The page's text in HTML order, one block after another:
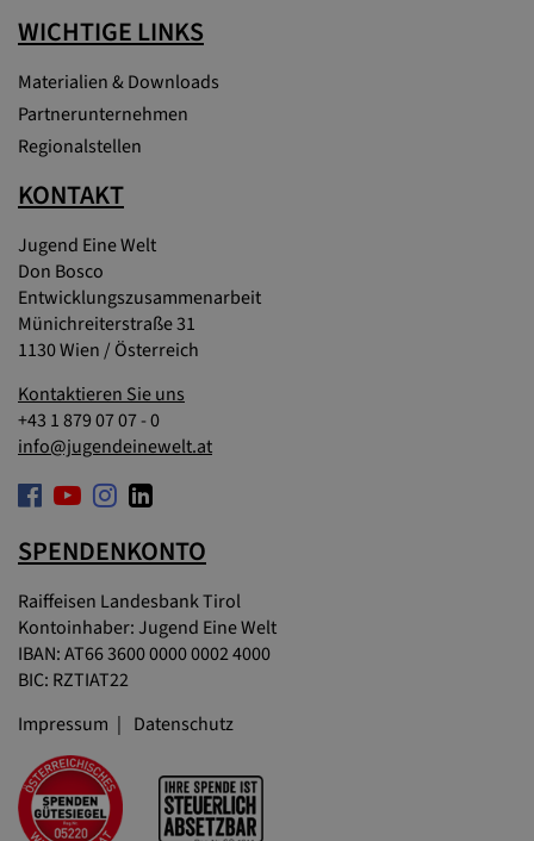
WICHTIGE LINKS
Materialien & Downloads
Partnerunternehmen
Regionalstellen
KONTAKT
Jugend Eine Welt
Don Bosco
Entwicklungszusammenarbeit
Münichreiterstraße 31
1130 Wien / Österreich
Kontaktieren Sie uns
+43 1 879 07 07 - 0
info@jugendeinewelt.at
SPENDENKONTO
Raiffeisen Landesbank Tirol
Kontoinhaber: Jugend Eine Welt
IBAN: AT66 3600 0000 0002 4000
BIC: RZTIAT22
Impressum
Datenschutz